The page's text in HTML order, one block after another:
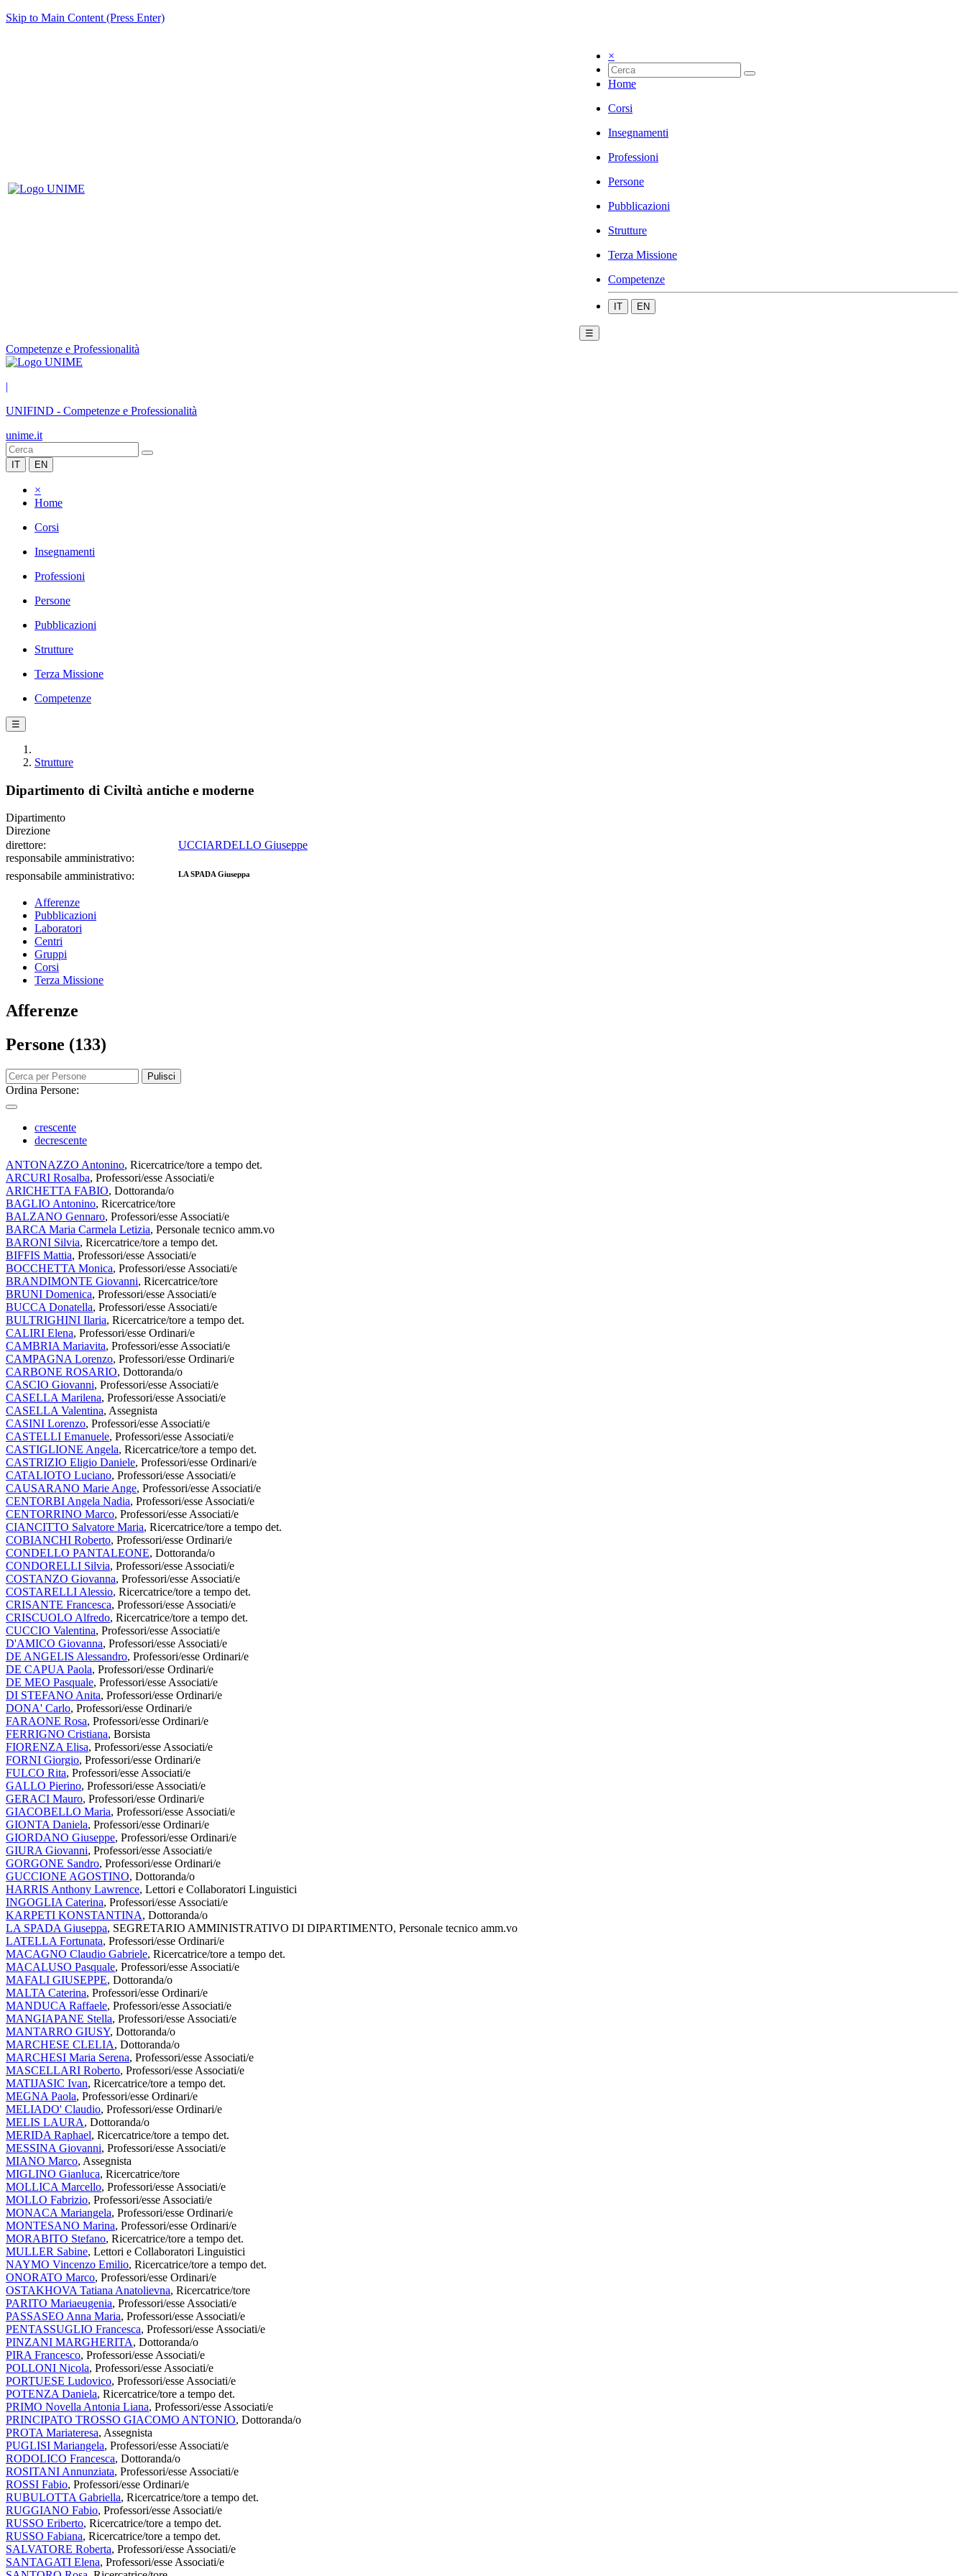
Skip to Main Content (Press Enter)
×
Home
Corsi
Insegnamenti
Professioni
Persone
Pubblicazioni
Strutture
Terza Missione
Competenze
IT EN
☰
Competenze e Professionalità
|
UNIFIND - Competenze e Professionalità
unime.it
IT EN
×
Home
Corsi
Insegnamenti
Professioni
Persone
Pubblicazioni
Strutture
Terza Missione
Competenze
☰
Strutture
Dipartimento di Civiltà antiche e moderne
Dipartimento
Direzione
direttore:
UCCIARDELLO Giuseppe
responsabile amministrativo:
responsabile amministrativo:
LA SPADA Giuseppa
Afferenze
Pubblicazioni
Laboratori
Centri
Gruppi
Corsi
Terza Missione
Afferenze
Persone (133)
Pulisci
Ordina Persone:
crescente
decrescente
ANTONAZZO Antonino, Ricercatrice/tore a tempo det.
ARCURI Rosalba, Professori/esse Associati/e
ARICHETTA FABIO, Dottoranda/o
BAGLIO Antonino, Ricercatrice/tore
BALZANO Gennaro, Professori/esse Associati/e
BARCA Maria Carmela Letizia, Personale tecnico amm.vo
BARONI Silvia, Ricercatrice/tore a tempo det.
BIFFIS Mattia, Professori/esse Associati/e
BOCCHETTA Monica, Professori/esse Associati/e
BRANDIMONTE Giovanni, Ricercatrice/tore
BRUNI Domenica, Professori/esse Associati/e
BUCCA Donatella, Professori/esse Associati/e
BULTRIGHINI Ilaria, Ricercatrice/tore a tempo det.
CALIRI Elena, Professori/esse Ordinari/e
CAMBRIA Mariavita, Professori/esse Associati/e
CAMPAGNA Lorenzo, Professori/esse Ordinari/e
CARBONE ROSARIO, Dottoranda/o
CASCIO Giovanni, Professori/esse Associati/e
CASELLA Marilena, Professori/esse Associati/e
CASELLA Valentina, Assegnista
CASINI Lorenzo, Professori/esse Associati/e
CASTELLI Emanuele, Professori/esse Associati/e
CASTIGLIONE Angela, Ricercatrice/tore a tempo det.
CASTRIZIO Eligio Daniele, Professori/esse Ordinari/e
CATALIOTO Luciano, Professori/esse Associati/e
CAUSARANO Marie Ange, Professori/esse Associati/e
CENTORBI Angela Nadia, Professori/esse Associati/e
CENTORRINO Marco, Professori/esse Associati/e
CIANCITTO Salvatore Maria, Ricercatrice/tore a tempo det.
COBIANCHI Roberto, Professori/esse Ordinari/e
CONDELLO PANTALEONE, Dottoranda/o
CONDORELLI Silvia, Professori/esse Associati/e
COSTANZO Giovanna, Professori/esse Associati/e
COSTARELLI Alessio, Ricercatrice/tore a tempo det.
CRISANTE Francesca, Professori/esse Associati/e
CRISCUOLO Alfredo, Ricercatrice/tore a tempo det.
CUCCIO Valentina, Professori/esse Associati/e
D'AMICO Giovanna, Professori/esse Associati/e
DE ANGELIS Alessandro, Professori/esse Ordinari/e
DE CAPUA Paola, Professori/esse Ordinari/e
DE MEO Pasquale, Professori/esse Associati/e
DI STEFANO Anita, Professori/esse Ordinari/e
DONA' Carlo, Professori/esse Ordinari/e
FARAONE Rosa, Professori/esse Ordinari/e
FERRIGNO Cristiana, Borsista
FIORENZA Elisa, Professori/esse Associati/e
FORNI Giorgio, Professori/esse Ordinari/e
FULCO Rita, Professori/esse Associati/e
GALLO Pierino, Professori/esse Associati/e
GERACI Mauro, Professori/esse Ordinari/e
GIACOBELLO Maria, Professori/esse Associati/e
GIONTA Daniela, Professori/esse Ordinari/e
GIORDANO Giuseppe, Professori/esse Ordinari/e
GIURA Giovanni, Professori/esse Associati/e
GORGONE Sandro, Professori/esse Ordinari/e
GUCCIONE AGOSTINO, Dottoranda/o
HARRIS Anthony Lawrence, Lettori e Collaboratori Linguistici
INGOGLIA Caterina, Professori/esse Associati/e
KARPETI KONSTANTINA, Dottoranda/o
LA SPADA Giuseppa, SEGRETARIO AMMINISTRATIVO DI DIPARTIMENTO, Personale tecnico amm.vo
LATELLA Fortunata, Professori/esse Ordinari/e
MACAGNO Claudio Gabriele, Ricercatrice/tore a tempo det.
MACALUSO Pasquale, Professori/esse Associati/e
MAFALI GIUSEPPE, Dottoranda/o
MALTA Caterina, Professori/esse Ordinari/e
MANDUCA Raffaele, Professori/esse Associati/e
MANGIAPANE Stella, Professori/esse Associati/e
MANTARRO GIUSY, Dottoranda/o
MARCHESE CLELIA, Dottoranda/o
MARCHESI Maria Serena, Professori/esse Associati/e
MASCELLARI Roberto, Professori/esse Associati/e
MATIJASIC Ivan, Ricercatrice/tore a tempo det.
MEGNA Paola, Professori/esse Ordinari/e
MELIADO' Claudio, Professori/esse Ordinari/e
MELIS LAURA, Dottoranda/o
MERIDA Raphael, Ricercatrice/tore a tempo det.
MESSINA Giovanni, Professori/esse Associati/e
MIANO Marco, Assegnista
MIGLINO Gianluca, Ricercatrice/tore
MOLLICA Marcello, Professori/esse Associati/e
MOLLO Fabrizio, Professori/esse Associati/e
MONACA Mariangela, Professori/esse Ordinari/e
MONTESANO Marina, Professori/esse Ordinari/e
MORABITO Stefano, Ricercatrice/tore a tempo det.
MULLER Sabine, Lettori e Collaboratori Linguistici
NAYMO Vincenzo Emilio, Ricercatrice/tore a tempo det.
ONORATO Marco, Professori/esse Ordinari/e
OSTAKHOVA Tatiana Anatolievna, Ricercatrice/tore
PARITO Mariaeugenia, Professori/esse Associati/e
PASSASEO Anna Maria, Professori/esse Associati/e
PENTASSUGLIO Francesca, Professori/esse Associati/e
PINZANI MARGHERITA, Dottoranda/o
PIRA Francesco, Professori/esse Associati/e
POLLONI Nicola, Professori/esse Associati/e
PORTUESE Ludovico, Professori/esse Associati/e
POTENZA Daniela, Ricercatrice/tore a tempo det.
PRIMO Novella Antonia Liana, Professori/esse Associati/e
PRINCIPATO TROSSO GIACOMO ANTONIO, Dottoranda/o
PROTA Mariateresa, Assegnista
PUGLISI Mariangela, Professori/esse Associati/e
RODOLICO Francesca, Dottoranda/o
ROSITANI Annunziata, Professori/esse Associati/e
ROSSI Fabio, Professori/esse Ordinari/e
RUBULOTTA Gabriella, Ricercatrice/tore a tempo det.
RUGGIANO Fabio, Professori/esse Associati/e
RUSSO Eriberto, Ricercatrice/tore a tempo det.
RUSSO Fabiana, Ricercatrice/tore a tempo det.
SALVATORE Roberta, Professori/esse Associati/e
SANTAGATI Elena, Professori/esse Associati/e